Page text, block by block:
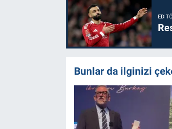
Bunlar da ilginizi